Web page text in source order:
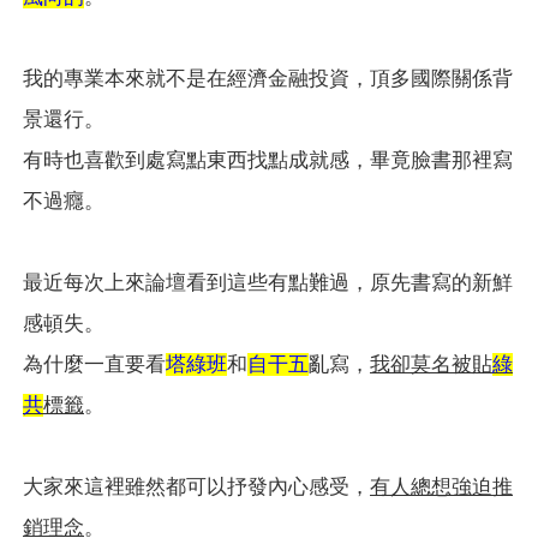
我的專業本來就不是在經濟金融投資，頂多國際關係背
景還行。
有時也喜歡到處寫點東西找點成就感，畢竟臉書那裡寫
不過癮。
最近每次上來論壇看到這些有點難過，原先書寫的新鮮
感頓失。
為什麼一直要看塔綠班和自干五亂寫， 我卻莫名被貼綠
共標籤。
大家來這裡雖然都可以抒發內心感受， 有人總想強迫推
銷理念。